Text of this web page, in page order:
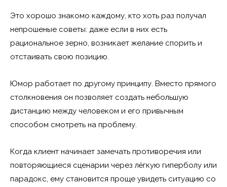
Это хорошо знакомо каждому, кто хоть раз получал
непрошеные советы: даже если в них есть
рациональное зерно, возникает желание спорить и
отстаивать свою позицию.
Юмор работает по другому принципу. Вместо прямого
столкновения он позволяет создать небольшую
дистанцию между человеком и его привычным
способом смотреть на проблему.
Когда клиент начинает замечать противоречия или
повторяющиеся сценарии через лёгкую гиперболу или
парадокс, ему становится проще увидеть ситуацию со